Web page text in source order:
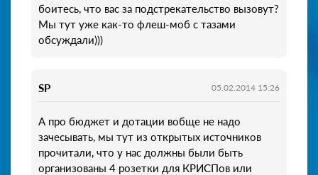
боитесь, что вас за подстрекательство вызовут?
Мы тут уже как-то флеш-моб с тазами
обсуждали)))
SP 05.02.2014 15:26
А про бюджет и дотации вобще не надо
зачесывать, мы тут из открытых источников
прочитали, что у нас должны были быть
организованы 4 розетки для КРИСПов или